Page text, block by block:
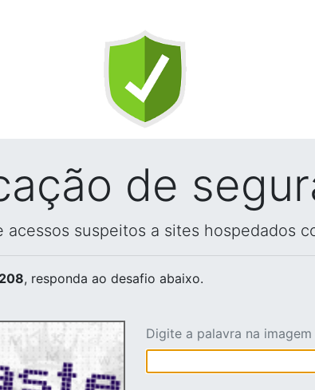
de
suspeitos a sites hospedados
, responda ao desafio abaixo.
Digite a palavra na